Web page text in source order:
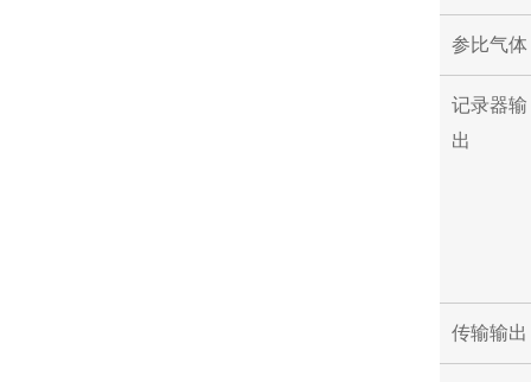
参比气体
记录器输
出
传输输出